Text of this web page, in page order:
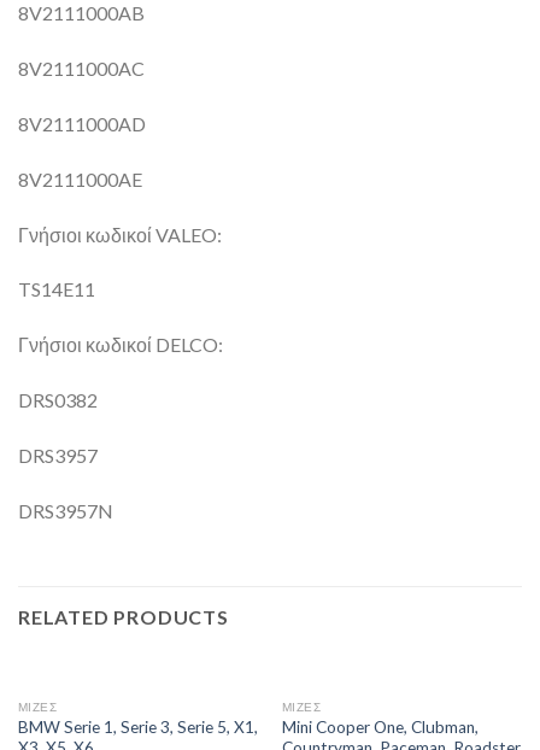
8V2111000AB
8V2111000AC
8V2111000AD
8V2111000AE
Γνήσιοι κωδικοί VALEO:
TS14E11
Γνήσιοι κωδικοί DELCO:
DRS0382
DRS3957
DRS3957N
RELATED PRODUCTS
ΜΙΖΕΣ
BMW Serie 1, Serie 3, Serie 5, X1,
ΜΙΖΕΣ
Mini Cooper One, Clubman,